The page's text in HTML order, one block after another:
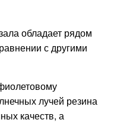
обладает рядом
с другими
лучей резина
качеств, а